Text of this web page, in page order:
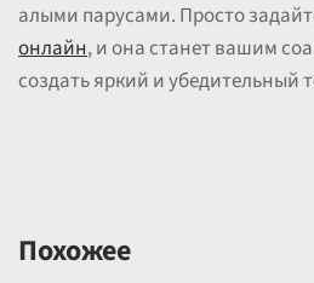
алыми парусами. Просто
онлайн, и она станет вашим
создать яркий и убедительный
Похожее